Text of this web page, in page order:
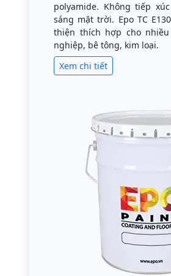
polyamide. Không tiếp
sáng mặt trời. Epo TC
thiện thích hợp cho
nghiệp, bê tông, kim loại.
Xem chi tiết